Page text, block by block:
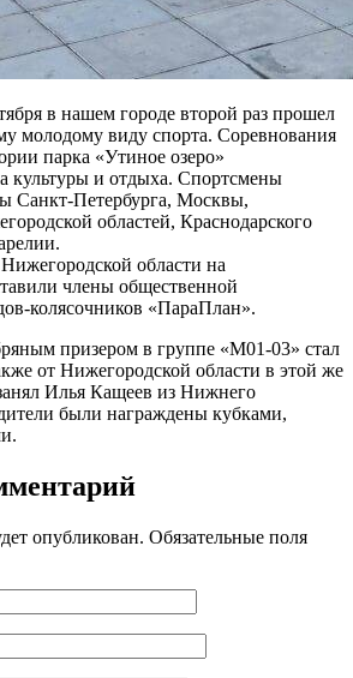
в нашем городе второй раз прошел
молодому виду спорта. Соревнования
парка «Утиное озеро»
культуры и отдыха. Спортсмены
Санкт-Петербурга, Москвы,
областей, Краснодарского
области на
члены общественной
колясочников «ПараПлан».
призером в группе «М01-03» стал
от Нижегородской области в этой же
Илья Кащеев из Нижнего
были награждены кубками,
опубликован. Обязательные поля